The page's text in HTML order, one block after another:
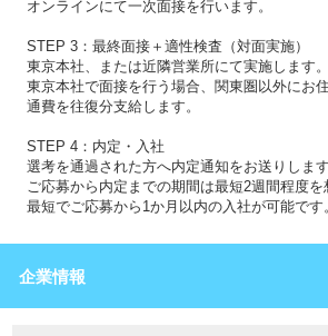
オンラインにて一次面接を行います。
STEP 3：最終面接＋適性検査（対面実施）
東京本社、または近隣営業所にて実施します。
東京本社で面接を行う場合、関東圏以外にお
通費を往復分支給します。
STEP 4：内定・入社
選考を通過された方へ内定通知をお送りします
ご応募から内定までの期間は最短2週間程度を
最短でご応募から1か月以内の入社が可能です
企業情報